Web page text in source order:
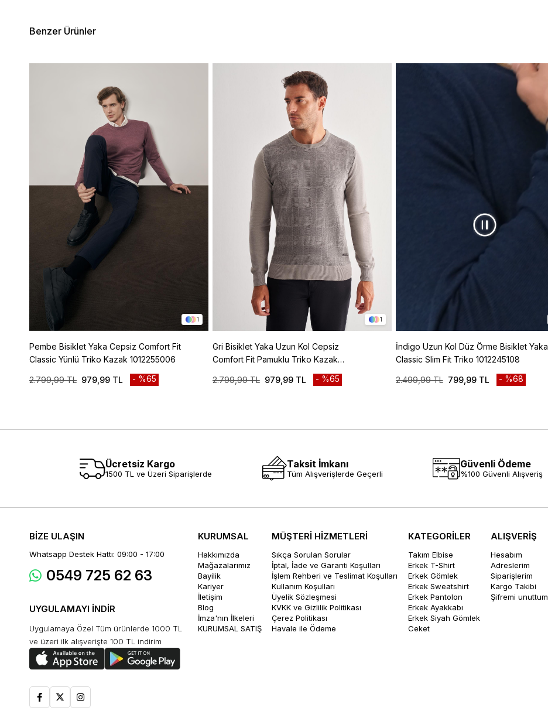
Benzer Ürünler
1
Pembe Bisiklet Yaka Cepsiz Comfort Fit
Classic Yünlü Triko Kazak 1012255006
979,99 TL
2.799,99 TL %65
1
Gri Bisiklet Yaka Uzun Kol Cepsiz
Comfort Fit Pamuklu Triko Kazak
979,99 TL
2.799,99 TL %65
İndigo Uzun Kol Düz Örme Bisiklet Yaka
Classic Slim Fit Triko 1012245108
799,99 TL
2.499,99 TL %68
Ücretsiz Kargo
1500 TL ve Üzeri Siparişlerde
Taksit İmkanı
Tüm Alışverişlerde Geçerli
Güvenli Ödeme
%100 Güvenli Alışveriş
BİZE ULAŞIN
Whatsapp Destek Hattı: 09:00 - 17:00
0549 725 62 63
UYGULAMAYI İNDİR
Uygulamaya Özel Tüm ürünlerde 1000 TL
ve üzeri ilk alışverişte 100 TL indirim
KURUMSAL
Hakkımızda
Mağazalarımız
Bayilik
Kariyer
İletişim
Blog
İmza'nın İlkeleri
KURUMSAL SATIŞ
MÜŞTERİ HİZMETLERİ
Sıkça Sorulan Sorular
İptal, İade ve Garanti Koşulları
İşlem Rehberi ve Teslimat Koşulları
Kullanım Koşulları
Üyelik Sözleşmesi
KVKK ve Gizlilik Politikası
Çerez Politikası
Havale ile Ödeme
KATEGORİLER
Takım Elbise
Erkek T-Shirt
Erkek Gömlek
Erkek Sweatshirt
Erkek Pantolon
Erkek Ayakkabı
Erkek Siyah Gömlek
Ceket
ALIŞVERİŞ
Hesabım
Adreslerim
Siparişlerim
Kargo Takibi
Şifremi unuttum